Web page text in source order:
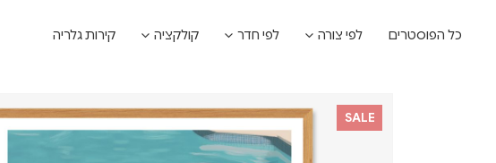
כל הפוסטרים לפי צורה לפי חדר קולקציה קירות גלריה
SALE